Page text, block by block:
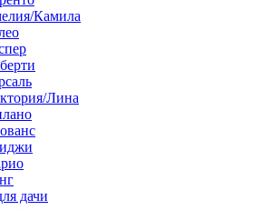
Камила
Лина
дачи